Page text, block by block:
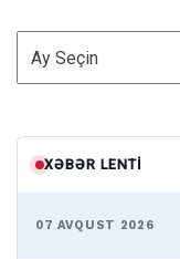
ARXİV
XƏBƏR LENTI
07 AVQUST 2026